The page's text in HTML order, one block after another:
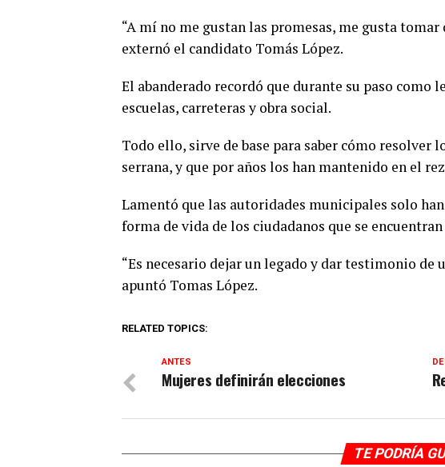
“A mí no me gustan las promesas, me gusta
externó el candidato Tomás López.
El abanderado recordó que durante su paso
escuelas, carreteras y obra social.
Todo ello, sirve de base para saber cómo resolver
serrana, y que por años los han mantenido en el
Lamentó que las autoridades municipales solo
forma de vida de los ciudadanos que se encuentran
“Es necesario dejar un legado y dar testimonio de
apuntó Tomas López.
RELATED TOPICS:
ANTES
Mujeres definirán elecciones
TE PODRÍA